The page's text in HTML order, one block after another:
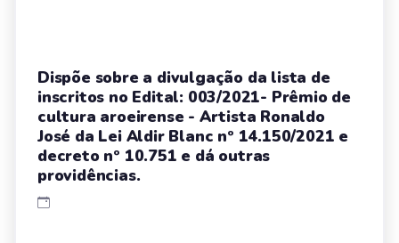
Dispõe sobre a divulgação da lista de
inscritos no Edital: 003/2021- Prêmio de
cultura aroeirense - Artista Ronaldo
José da Lei Aldir Blanc nº 14.150/2021 e
decreto nº 10.751 e dá outras
providências.